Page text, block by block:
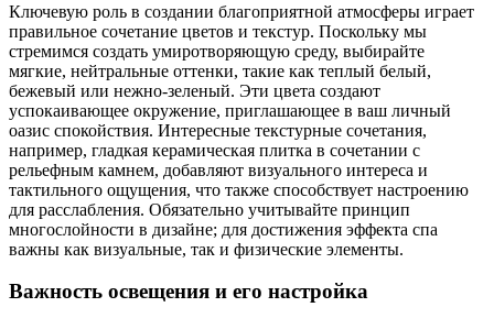
Ключевую роль в создании благоприятной атмосферы играет
правильное сочетание цветов и текстур. Поскольку мы
стремимся создать умиротворяющую среду, выбирайте
мягкие, нейтральные оттенки, такие как теплый белый,
бежевый или нежно-зеленый. Эти цвета создают
успокаивающее окружение, приглашающее в ваш личный
оазис спокойствия. Интересные текстурные сочетания,
например, гладкая керамическая плитка в сочетании с
рельефным камнем, добавляют визуального интереса и
тактильного ощущения, что также способствует настроению
для расслабления. Обязательно учитывайте принцип
многослойности в дизайне; для достижения эффекта спа
важны как визуальные, так и физические элементы.
Важность освещения и его настройка